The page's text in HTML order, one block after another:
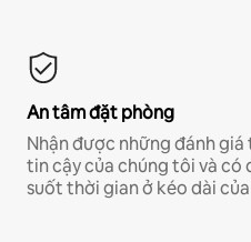
An tâm đặt phòng
Nhận được những đánh
tin cậy của chúng tôi và
suốt thời gian ở kéo dài